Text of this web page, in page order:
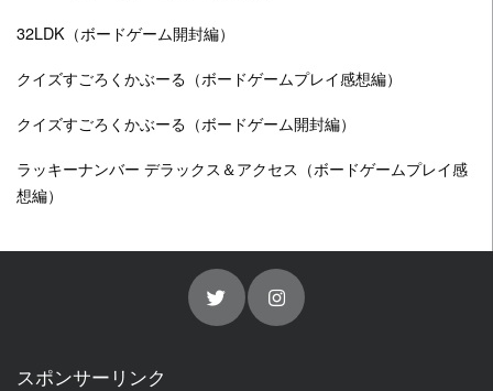
32LDK（ボードゲーム開封編）
クイズすごろくかぶーる（ボードゲームプレイ感想編）
クイズすごろくかぶーる（ボードゲーム開封編）
ラッキーナンバー デラックス＆アクセス（ボードゲームプレイ感
想編）
スポンサーリンク